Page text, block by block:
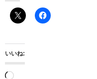
いいね:
読